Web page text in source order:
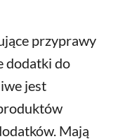
przyprawy
dodatki do
jest
Mają